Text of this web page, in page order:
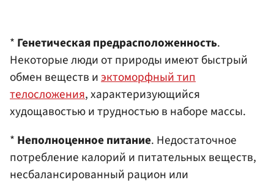
* Генетическая предрасположенность.
Некоторые люди от природы имеют быстрый
обмен веществ иэктоморфный тип
телосложения, характеризующийся
худощавостью и трудностью в наборе массы.​
* Неполноценное питание. Недостаточное
потребление калорий и питательных веществ,
несбалансированный рацион или